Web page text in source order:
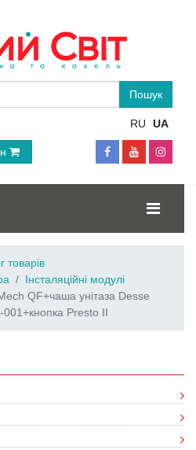
RU UA
товарів
Інсталяційні модулі
QF+чаша унітаза Desse
Presto II